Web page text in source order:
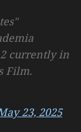
2 currently in
Film.
23, 2025